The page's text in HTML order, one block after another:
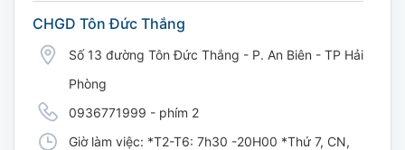
CHGD Tôn Đức Thắng
Số 13 đường Tôn Đức Thắng - P. An Biên - TP Hải
Phòng
0936771999 - phím 2
Giờ làm việc: *T2-T6: 7h30 -20H00 *Thứ 7, CN,